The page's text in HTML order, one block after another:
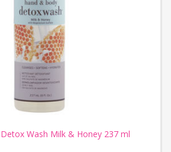
Wash Milk & Honey 237 ml